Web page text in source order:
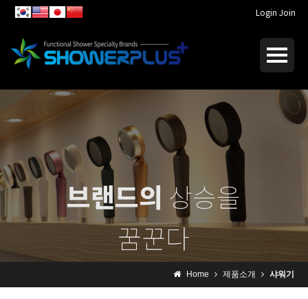
Login Join
브랜드의 상승을
꿈꾼다
I dream ofrising brand
Home 제품소개 샤워기